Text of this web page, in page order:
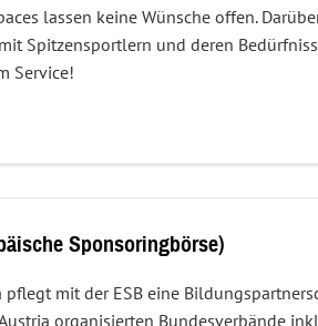
lassen keine Wünsche offen.
Spitzensportlern und deren
Service!
MESSE
Sponsoringbörse)
pflegt mit der ESB eine
organisierten Bundesverbände